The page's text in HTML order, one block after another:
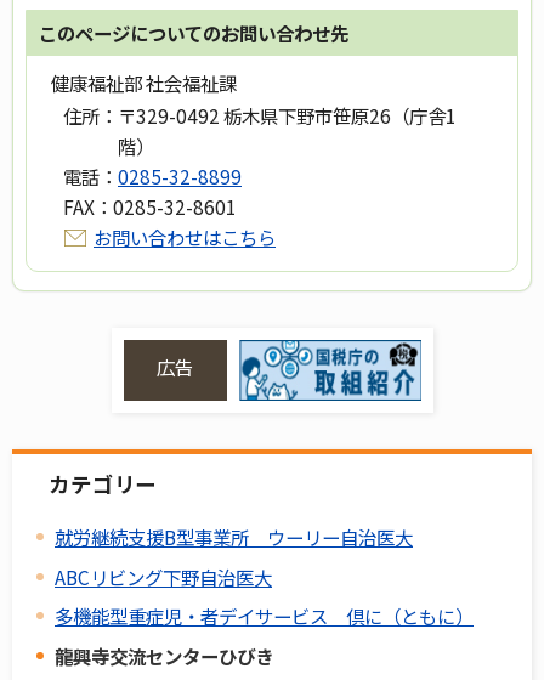
このページについてのお問い合わせ先
健康福祉部 社会福祉課
住所： 〒329-0492 栃木県下野市笹原26（庁舎1
階）
電話： 0285-32-8899
FAX： 0285-32-8601
お問い合わせはこちら
広告
カテゴリー
就労継続支援B型事業所 ウーリー自治医大
ABCリビング下野自治医大
多機能型重症児・者デイサービス 倶に（ともに）
龍興寺交流センターひびき